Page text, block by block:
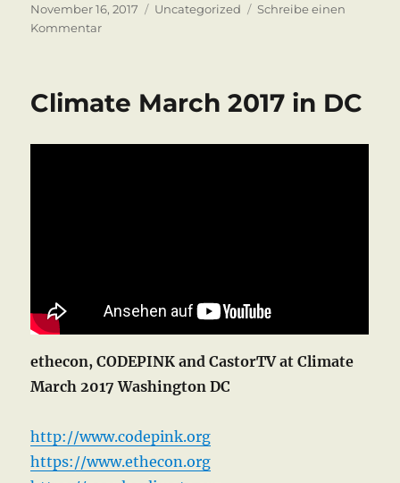
Veröffentlicht
am
November 16, 2017 Kategorien
Uncategorized
Schreibe einen
Kommentarzu
2017
Climate March 2017 in DC
ethecon, CODEPINK and CastorTV at Climate
March 2017 Washington DC
http://www.codepink.org
https://www.ethecon.org